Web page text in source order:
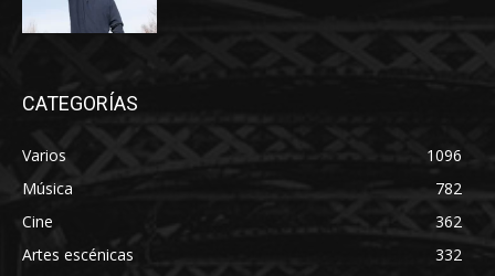
CATEGORÍAS
Varios
1096
Música
782
Cine
362
Artes escénicas
332